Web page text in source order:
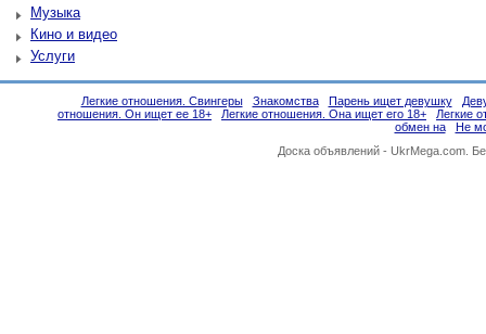
Музыка
Кино и видео
Услуги
Легкие отношения. Свингеры Знакомства Парень ищет девушку
отношения. Он ищет ее 18+
Легкие отношения. Она ищет его 18+
Легкие
обмен на
Не
Доска объявлений - UkrMega.com.